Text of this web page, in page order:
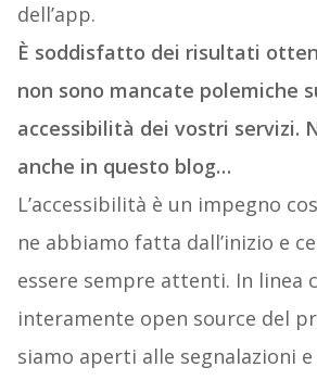
dell’app.
È soddisfatto dei risultati
non sono mancate polemiche
accessibilità dei vostri servizi.
anche in questo blog…
L’accessibilità è un impegno
ne abbiamo fatta dall’inizio e
essere sempre attenti. In linea
interamente open source del
siamo aperti alle segnalazioni